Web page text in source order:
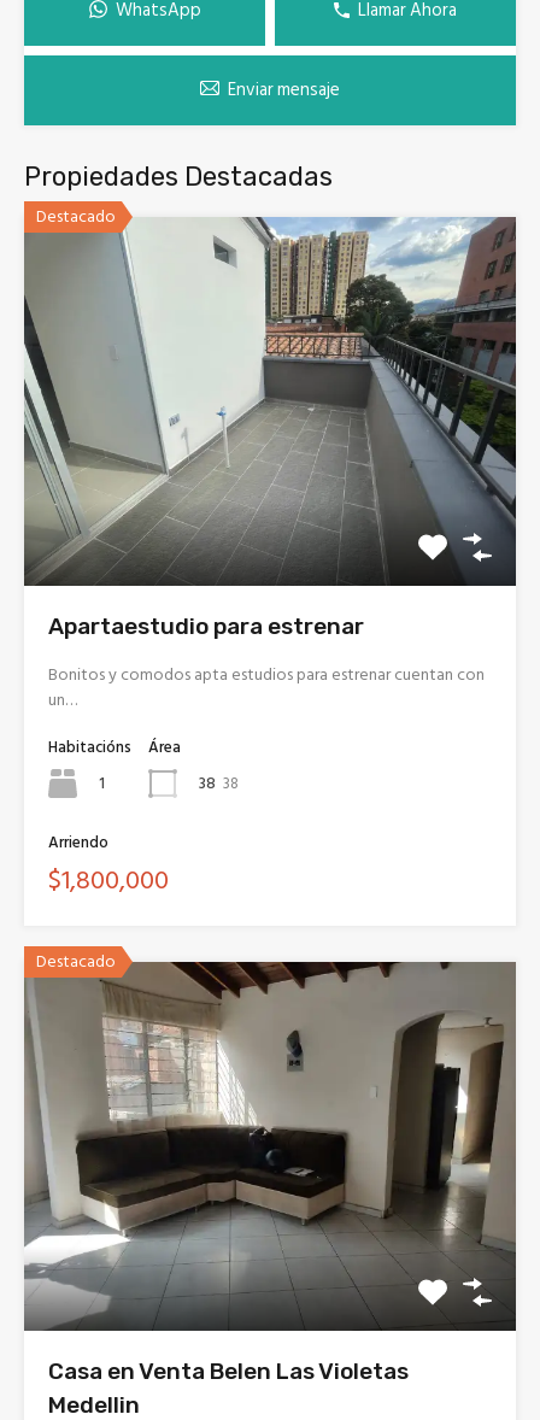
WhatsApp Llamar Ahora
Enviar mensaje
Propiedades Destacadas
Destacado
Apartaestudio para estrenar
Bonitos y comodos apta estudios para estrenar cuentan con
un…
Habitacións
1
Área
38 38
Arriendo
$1,800,000
Destacado
Casa en Venta Belen Las Violetas
Medellin